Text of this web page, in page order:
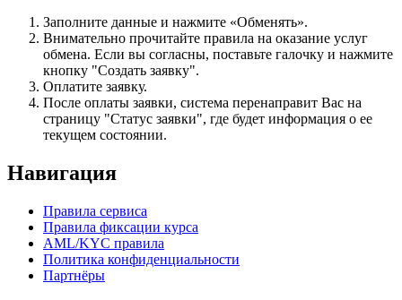
Заполните данные и нажмите «Обменять».
Внимательно прочитайте правила на оказание услуг
обмена. Если вы согласны, поставьте галочку и нажмите
кнопку "Создать заявку".
Оплатите заявку.
После оплаты заявки, система перенаправит Вас на
страницу "Статус заявки", где будет информация о ее
текущем состоянии.
Навигация
Правила сервиса
Правила фиксации курса
AML/KYC правила
Политика конфиденциальности
Партнёры